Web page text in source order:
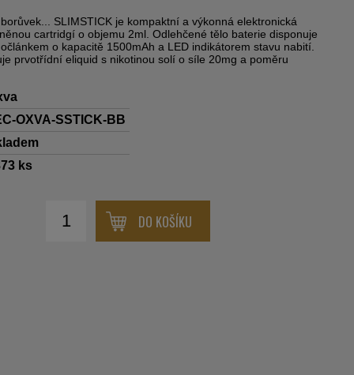
SLIMSTICK je kompaktní a výkonná elektronická
cartridgí o objemu 2ml. Odlehčené tělo baterie disponuje
o kapacitě 1500mAh a LED indikátorem stavu nabití.
prvotřídní eliquid s nikotinou solí o síle 20mg a poměru
OXVA-SSTICK-BB
ks
DO KOŠÍKU